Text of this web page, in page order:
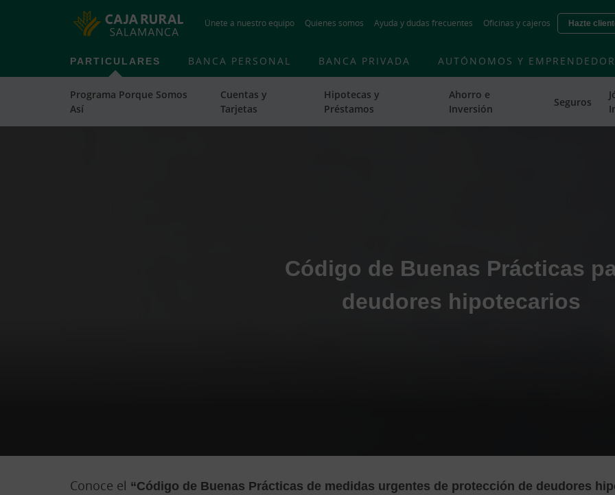
to
contentt
Únete a nuestro equipo Quienes somos Ayuda y dudas frecuentes Oficinas y cajeros Hazte
PARTICULARES
Programa Porque Somos
Así
Cuentas y
Tarjetas
Hipotecas y
Préstamos
Ahorro e
Inversión
Seguros
BANCA PERSONAL BANCA PRIVADA AUTÓNOMOS Y
Código de Buenas Prácticas
deudores hipotecarios
Conoce el “Código de Buenas Prácticas de medidas urgentes de protección de deudores